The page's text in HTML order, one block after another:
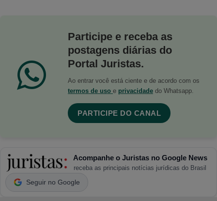
Participe e receba as
postagens diárias do
Portal Juristas.
Ao entrar você está ciente e de acordo com os
termos de uso e privacidade do Whatsapp.
PARTICIPE DO CANAL
Acompanhe o Juristas no Google News
receba as principais notícias jurídicas do Brasil
Seguir no Google